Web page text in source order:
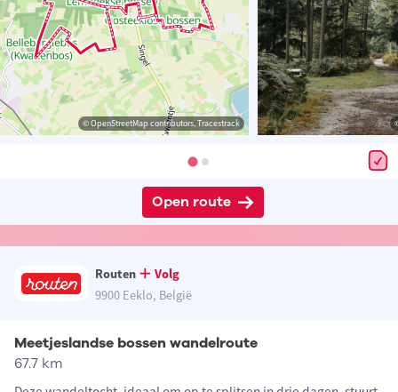
© OpenStreetMap contributors, Tracestrack
Open route
Routen
Volg
9900 Eeklo, België
Meetjeslandse bossen wandelroute
67.7 km